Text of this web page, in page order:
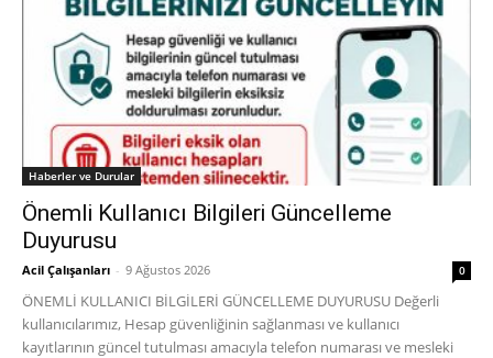
Haberler ve Durular
Önemli Kullanıcı Bilgileri Güncelleme
Duyurusu
Acil Çalışanları - 9 Ağustos 2026 0
ÖNEMLİ KULLANICI BİLGİLERİ GÜNCELLEME DUYURUSU Değerli
kullanıcılarımız, Hesap güvenliğinin sağlanması ve kullanıcı
kayıtlarının güncel tutulması amacıyla telefon numarası ve mesleki